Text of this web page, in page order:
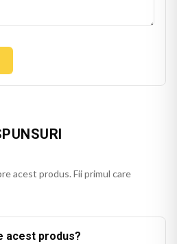
acest produs. Fii primul care
acest produs?